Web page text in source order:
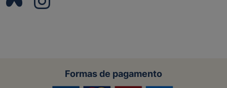
Formas de pagamento